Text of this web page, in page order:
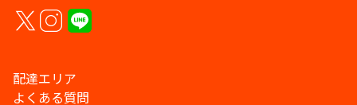
配達エリア
よくある質問